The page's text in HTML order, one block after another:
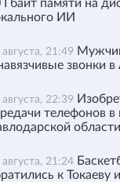
Гбайт памяти на
ИИ
21:49
звонки
22:39
телефонов
области
21:24
к Токаеву